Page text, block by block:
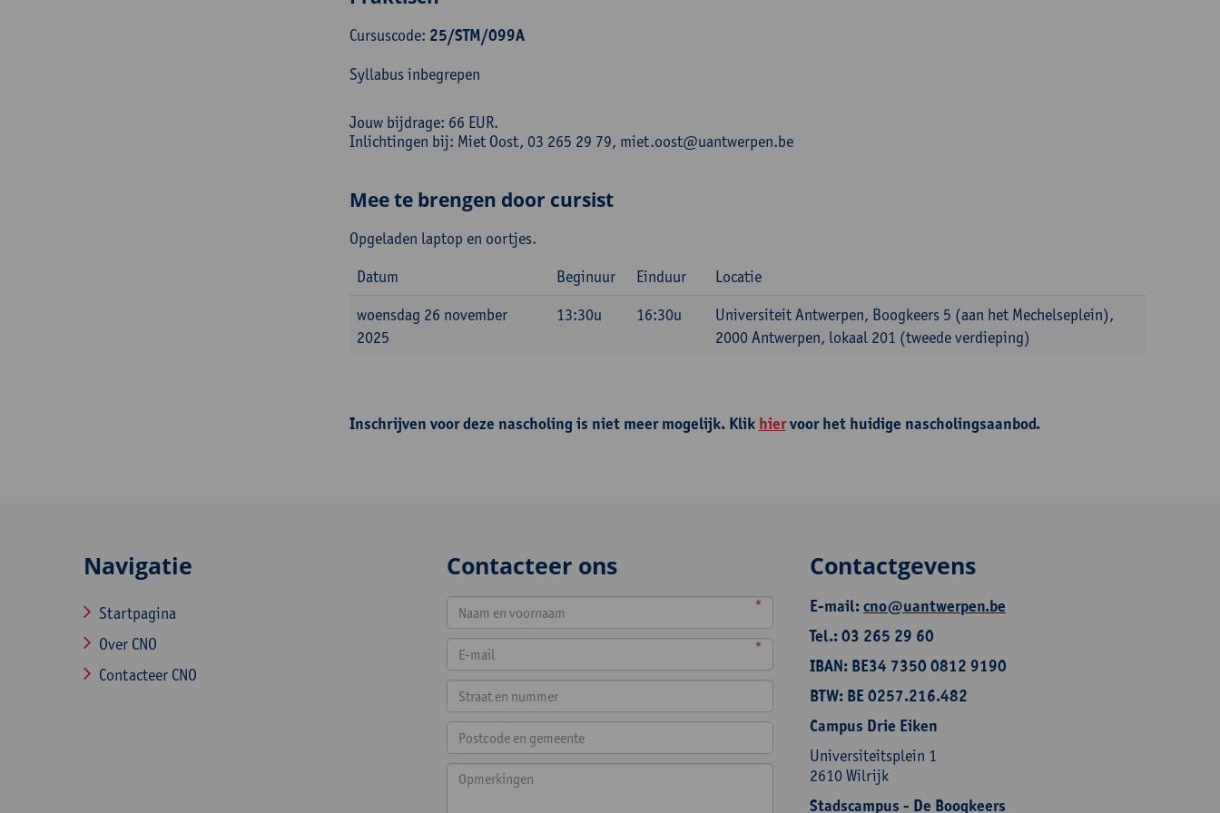
Cursuscode: 25/STM/099A
Syllabus inbegrepen
Jouw bijdrage: 66 EUR.
Inlichtingen bij: Miet Oost, 03 265 29 79, miet.oost@uantwerpen.be
Mee te brengen door cursist
Opgeladen laptop en oortjes.
Datum
Beginuur Einduur
Locatie
woensdag 26 november
2025
13:30u 16:30u
Universiteit Antwerpen, Boogkeers 5 (aan het Mechelseplein),
2000 Antwerpen, lokaal 201 (tweede verdieping)
Inschrijven voor deze nascholing is niet meer mogelijk. Klik hiervoor het huidige nascholingsaanbod.
Navigatie
Startpagina
Over CNO
Contacteer CNO
Contacteer ons
*
*
Contactgevens
E-mail:cno@uantwerpen.be
Tel.: 03 265 29 60
IBAN: BE34 7350 0812 9190
BTW: BE 0257.216.482
Campus Drie Eiken
Universiteitsplein 1
2610 Wilrijk
Stadscampus - De Boogkeers